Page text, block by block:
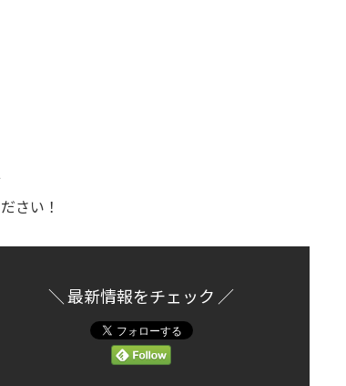
さい！
＼ 最新情報をチェック ／